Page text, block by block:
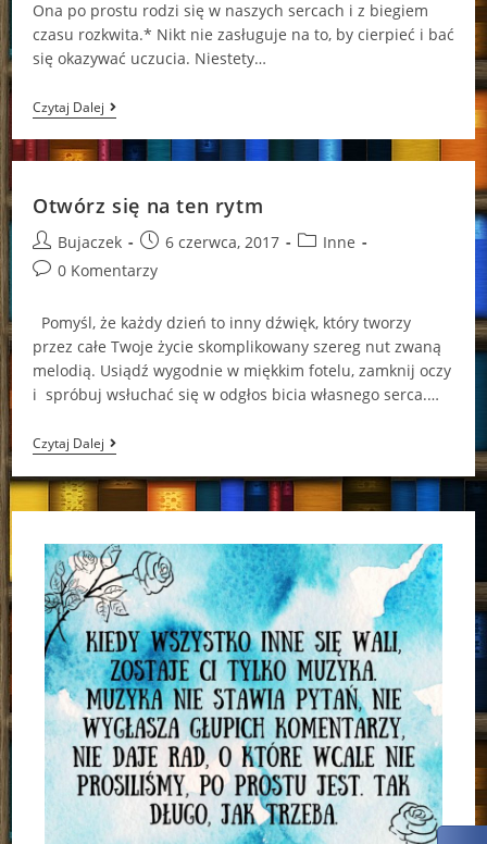
Ona po prostu rodzi się w naszych sercach i z biegiem
czasu rozkwita.* Nikt nie zasługuje na to, by cierpieć i bać
się okazywać uczucia. Niestety…
Czytaj DalejOdlecimy
Stąd
Anna
Dąbrowska
Otwórz się na ten rytm
Post
author:
Bujaczek
Post
published:
6 czerwca, 2017
PostInne
Post0 Komentarzy
Pomyśl, że każdy dzień to inny dźwięk, który tworzy
przez całe Twoje życie skomplikowany szereg nut zwaną
melodią. Usiądź wygodnie w miękkim fotelu, zamknij oczy
i spróbuj wsłuchać się w odgłos bicia własnego serca.…
Czytaj DalejOtwórz
Się
Na
Ten
Rytm